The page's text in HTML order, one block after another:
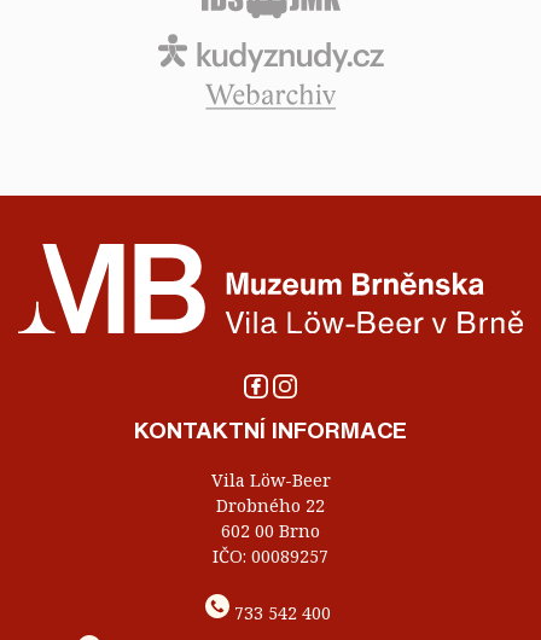
KONTAKTNÍ INFORMACE
Vila Löw-Beer
Drobného 22
602 00 Brno
IČO: 00089257
733 542 400